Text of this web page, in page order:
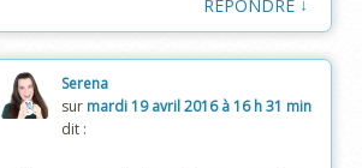
RÉPONDRE ↓
Serena
sur mardi 19 avril 2016 à 16 h 31 min
dit :